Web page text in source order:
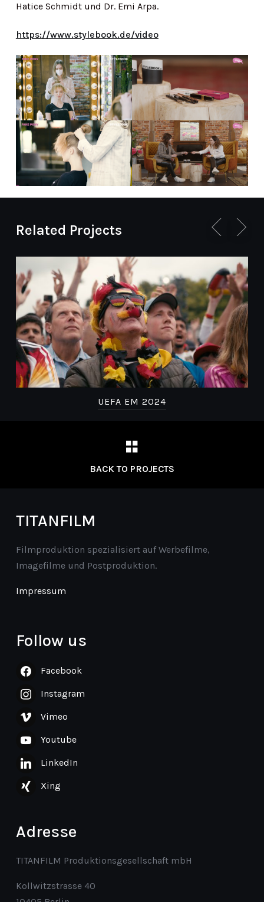
Hatice Schmidt und Dr. Emi Arpa.
https://www.stylebook.de/video
Related Projects
UEFA EM 2024
BACK TO PROJECTS
TITANFILM
Filmproduktion spezialisiert auf Werbefilme,
Imagefilme und Postproduktion.
Impressum
Follow us
Facebook
Instagram
Vimeo
Youtube
LinkedIn
Xing
Adresse
TITANFILM Produktionsgesellschaft mbH
Kollwitzstrasse 40